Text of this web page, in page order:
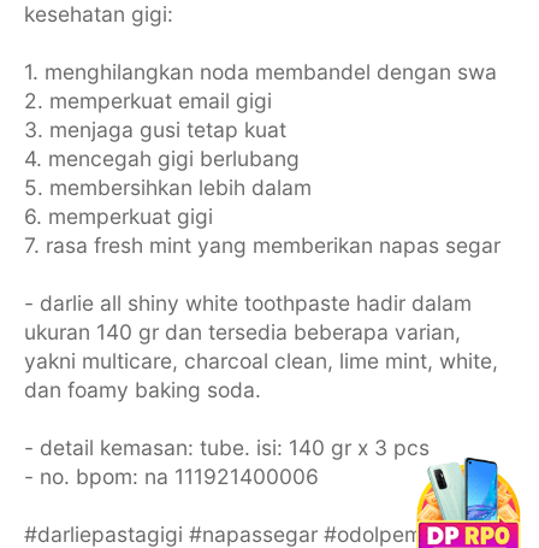
kesehatan gigi:
1. menghilangkan noda membandel dengan swa
2. memperkuat email gigi
3. menjaga gusi tetap kuat
4. mencegah gigi berlubang
5. membersihkan lebih dalam
6. memperkuat gigi
7. rasa fresh mint yang memberikan napas segar
- darlie all shiny white toothpaste hadir dalam
ukuran 140 gr dan tersedia beberapa varian,
yakni multicare, charcoal clean, lime mint, white,
dan foamy baking soda.
- detail kemasan: tube. isi: 140 gr x 3 pcs
- no. bpom: na 111921400006
#darliepastagigi #napassegar #odolpemutih